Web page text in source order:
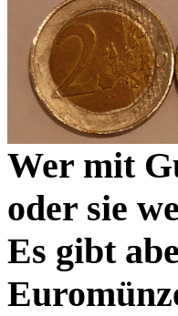
Wer mit
oder sie
Es gibt